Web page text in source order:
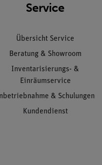
Service
Übersicht Service
Beratung & Showroom
Inventarisierungs- &
Einräumservice
& Schulungen
Kundendienst